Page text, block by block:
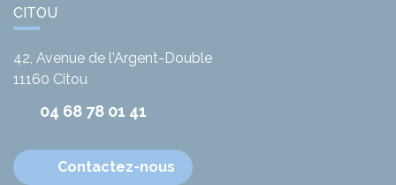
CITOU
42, Avenue de l'Argent-Double
11160 Citou
04 68 78 01 41
Contactez-nous